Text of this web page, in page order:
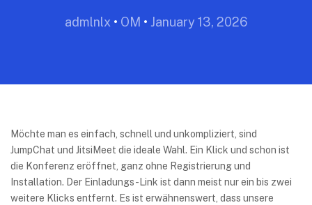
admlnlx• OM • January 13, 2026
Möchte man es einfach, schnell und unkompliziert, sind
JumpChat und JitsiMeet die ideale Wahl. Ein Klick und schon ist
die Konferenz eröffnet, ganz ohne Registrierung und
Installation. Der Einladungs-Link ist dann meist nur ein bis zwei
weitere Klicks entfernt. Es ist erwähnenswert, dass unsere